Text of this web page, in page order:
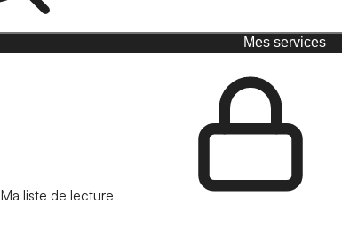
Mes services
Ma liste de lecture